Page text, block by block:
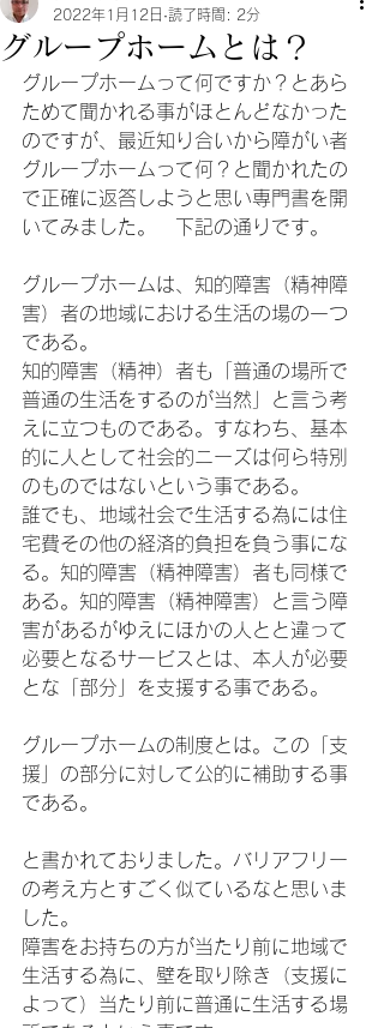
グループホームとは？
2022年1月12日 読了時間: 2分
グループホームって何ですか？とあら
ためて聞かれる事がほとんどなかった
のですが、最近知り合いから障がい者
グループホームって何？と聞かれたの
で正確に返答しようと思い専門書を開
いてみました。　下記の通りです。
グループホームは、知的障害（精神障
害）者の地域における生活の場の一つ
である。
知的障害（精神）者も「普通の場所で
普通の生活をするのが当然」と言う考
えに立つものである。すなわち、基本
的に人として社会的ニーズは何ら特別
のものではないという事である。
誰でも、地域社会で生活する為には住
宅費その他の経済的負担を負う事にな
る。知的障害（精神障害）者も同様で
ある。知的障害（精神障害）と言う障
害があるがゆえにほかの人とと違って
必要となるサービスとは、本人が必要
とな「部分」を支援する事である。
グループホームの制度とは。この「支
援」の部分に対して公的に補助する事
である。
と書かれておりました。バリアフリー
の考え方とすごく似ているなと思いま
した。
障害をお持ちの方が当たり前に地域で
生活する為に、壁を取り除き（支援に
よって）当たり前に普通に生活する場